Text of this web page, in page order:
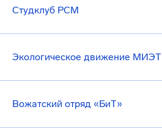
Студклуб РСМ
Экологическое движение МИЭТ
Вожатский отряд «БиТ»